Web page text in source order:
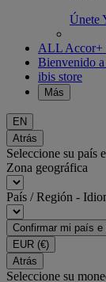
Únete
ALL Accor+
Bienvenido
ibis store
Más
EN
Atrás
Seleccione su país
Zona geográfica
País / Región -
Confirmar mi país e
EUR (€)
Atrás
Seleccione su